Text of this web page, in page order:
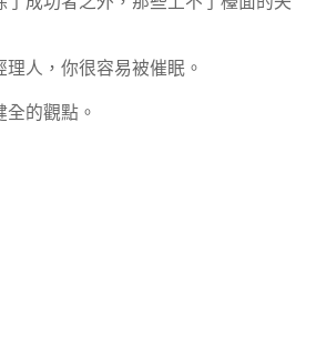
人，你很容易被催眠。
的觀點。